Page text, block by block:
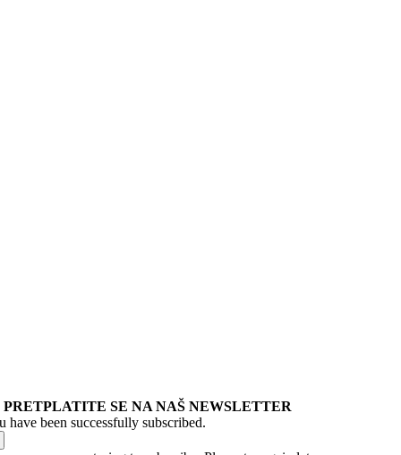
PRETPLATITE SE NA NAŠ NEWSLETTER
have been successfully subscribed.